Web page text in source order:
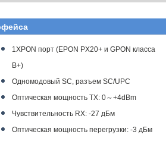
1XPON порт (EPON PX20+ и GPON класса
B+)
Одномодовый SC, разъем SC/UPC
Оптическая мощность TX: 0～+4dBm
Чувствительность RX: -27 дБм
Оптическая мощность перегрузки: -3 дБм